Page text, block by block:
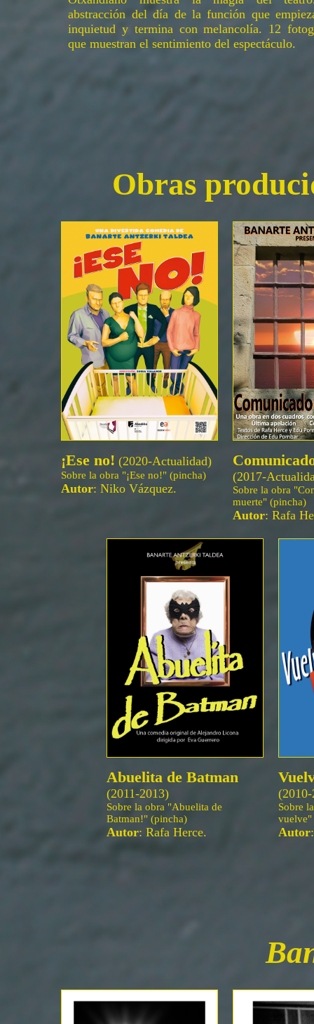
abstracción del día de la función que
inquietud y termina con melancolía. 12
que muestran el sentimiento del espectáculo.
Obras
¡Ese no! (2020-Actualidad)
Sobre la obra "¡Ese no!" (pincha)
Autor: Niko Vázquez.
(2017-
Sobre la obra
muerte" (pincha)
Autor: Rafa
Abuelita de Batman
(2011-2013)
Sobre la obra "Abuelita de
Batman!" (pincha)
Autor: Rafa Herce.
Sobre
vuelve"
Autor